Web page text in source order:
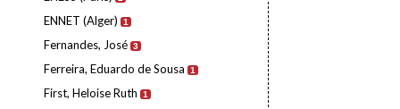
ENNET (Alger) 1
Fernandes, José 3
Ferreira, Eduardo de Sousa 1
First, Heloise Ruth 1